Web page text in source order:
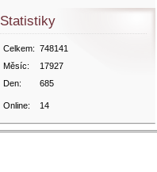
Statistiky
Online: 14
Celkem: 748141
Měsíc:
17927
Den:
685